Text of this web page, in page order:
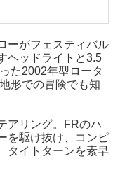
ーがフェスティバル
ヘッドライトと3.5
た2002年型ロータ
形での冒険でも知
アリング。FRのハ
を駆け抜け、コンピ
タイトターンを素早